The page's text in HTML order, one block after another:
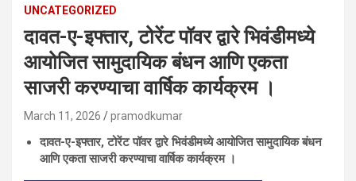
UNCATEGORIZED
दावत-ए-इफ्तार, टोरेंट पॉवर द्वारे भिवंडीमध्ये
आयोजित सामुदायिक बंधन आणि एकता
साजरी करण्याचा वार्षिक कार्यक्रम ।
March 11, 2026 pramodkumar
दावत-ए-इफ्तार, टोरेंट पॉवर द्वारे भिवंडीमध्ये आयोजित सामुदायिक बंधन
आणि एकता साजरी करण्याचा वार्षिक कार्यक्रम ।